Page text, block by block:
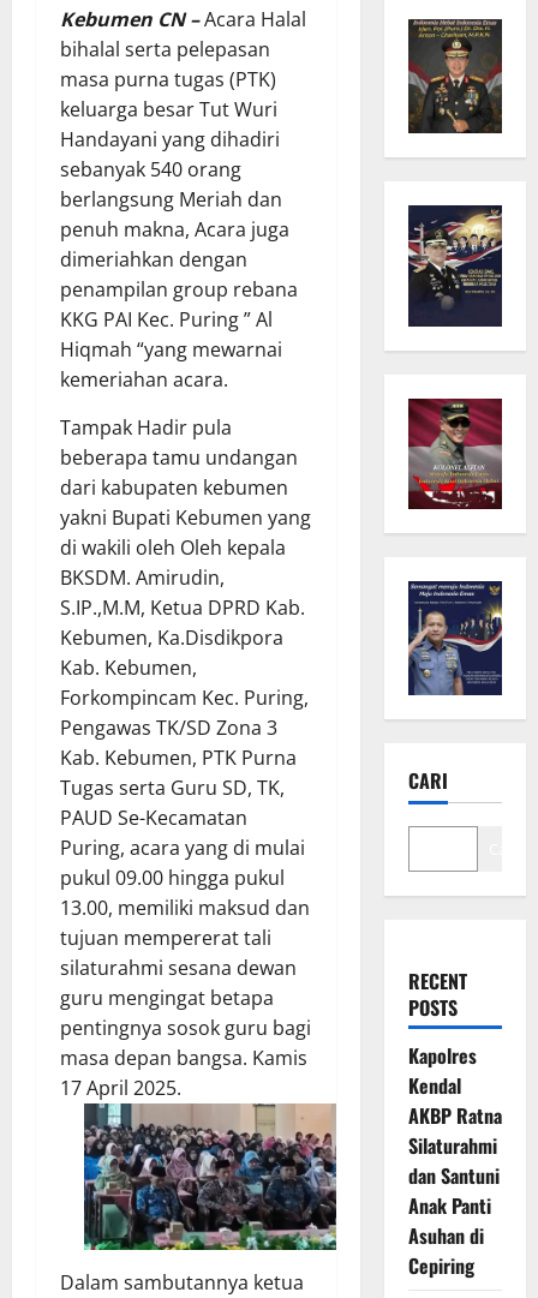
Kebumen CN –Acara Halal
bihalal serta pelepasan
masa purna tugas (PTK)
keluarga besar Tut Wuri
Handayani yang dihadiri
sebanyak 540 orang
berlangsung Meriah dan
penuh makna, Acara juga
dimeriahkan dengan
penampilan group rebana
KKG PAI Kec. Puring ” Al
Hiqmah “yang mewarnai
kemeriahan acara.
Tampak Hadir pula
beberapa tamu undangan
dari kabupaten kebumen
yakni Bupati Kebumen yang
di wakili oleh Oleh kepala
BKSDM. Amirudin,
S.IP.,M.M, Ketua DPRD Kab.
Kebumen, Ka.Disdikpora
Kab. Kebumen,
Forkompincam Kec. Puring,
Pengawas TK/SD Zona 3
Kab. Kebumen, PTK Purna
Tugas serta Guru SD, TK,
PAUD Se-Kecamatan
Puring, acara yang di mulai
pukul 09.00 hingga pukul
13.00, memiliki maksud dan
tujuan mempererat tali
silaturahmi sesana dewan
guru mengingat betapa
pentingnya sosok guru bagi
masa depan bangsa. Kamis
17 April 2025.
Dalam sambutannya ketua
CARI
RECENT
POSTS
Kapolres
Kendal
AKBP Ratna
Silaturahmi
dan Santuni
Anak Panti
Asuhan di
Cepiring